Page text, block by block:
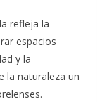
refleja la
espacios
y la
la naturaleza un